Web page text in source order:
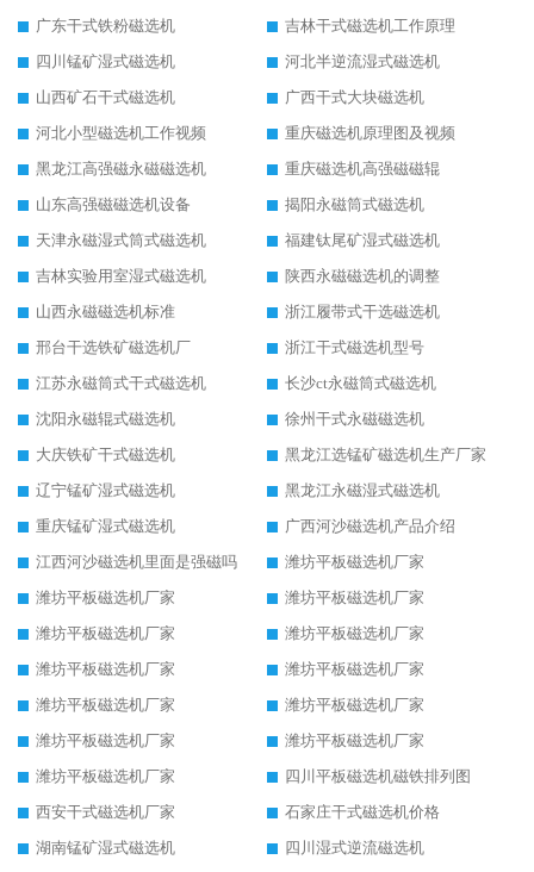
广东干式铁粉磁选机
吉林干式磁选机工作原理
四川锰矿湿式磁选机
河北半逆流湿式磁选机
山西矿石干式磁选机
广西干式大块磁选机
河北小型磁选机工作视频
重庆磁选机原理图及视频
黑龙江高强磁永磁磁选机
重庆磁选机高强磁磁辊
山东高强磁磁选机设备
揭阳永磁筒式磁选机
天津永磁湿式筒式磁选机
福建钛尾矿湿式磁选机
吉林实验用室湿式磁选机
陕西永磁磁选机的调整
山西永磁磁选机标准
浙江履带式干选磁选机
邢台干选铁矿磁选机厂
浙江干式磁选机型号
江苏永磁筒式干式磁选机
长沙ct永磁筒式磁选机
沈阳永磁辊式磁选机
徐州干式永磁磁选机
大庆铁矿干式磁选机
黑龙江选锰矿磁选机生产厂家
辽宁锰矿湿式磁选机
黑龙江永磁湿式磁选机
重庆锰矿湿式磁选机
广西河沙磁选机产品介绍
江西河沙磁选机里面是强磁吗
潍坊平板磁选机厂家
潍坊平板磁选机厂家
潍坊平板磁选机厂家
潍坊平板磁选机厂家
潍坊平板磁选机厂家
潍坊平板磁选机厂家
潍坊平板磁选机厂家
潍坊平板磁选机厂家
潍坊平板磁选机厂家
潍坊平板磁选机厂家
潍坊平板磁选机厂家
潍坊平板磁选机厂家
四川平板磁选机磁铁排列图
西安干式磁选机厂家
石家庄干式磁选机价格
湖南锰矿湿式磁选机
四川湿式逆流磁选机